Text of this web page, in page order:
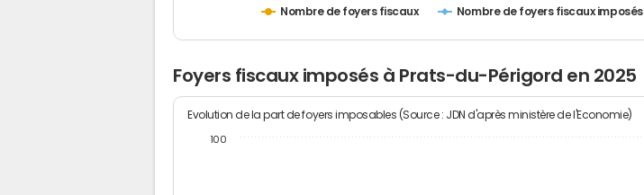
Nombre de foyers fiscaux Nombre de foyers fiscaux imposés
Foyers fiscaux imposés à Prats-du-Périgord en 2025
Evolution de la part de foyers imposables (Source : JDN d'après ministère de l'Economie)
100